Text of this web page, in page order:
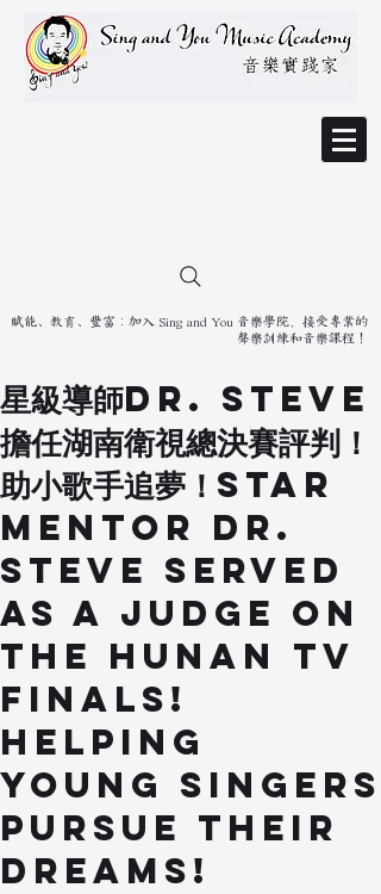
賦能、教育、豐富：加入 Sing and You 音樂學院，接受專業的
聲樂訓練和音樂課程！
星級導師Dr. Steve
擔任湖南衛視總決賽評判！
助小歌手追夢！Star
mentor Dr.
Steve served
as a judge on
the Hunan TV
finals!
Helping
young singers
pursue their
dreams!